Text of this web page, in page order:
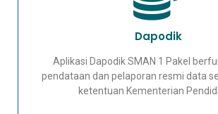
Dapodik
Aplikasi Dapodik SMAN 1 Pakel
pendataan dan pelaporan resmi data
ketentuan Kementerian